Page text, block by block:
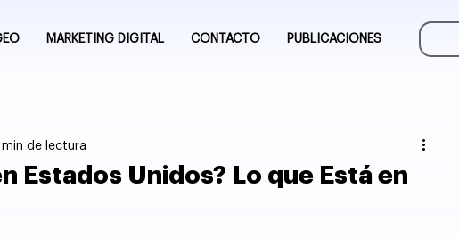
MARKETING DIGITAL CONTACTO PUBLICACIONES
Estados Unidos? Lo que Está en
de lectura